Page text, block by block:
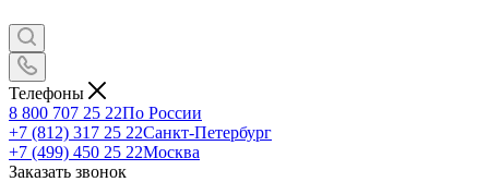
Телефоны
8 800 707 25 22По России
+7 (812) 317 25 22Санкт-Петербург
+7 (499) 450 25 22Москва
Заказать звонок